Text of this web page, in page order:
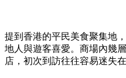
提到香港的平民美食聚集地
地人與遊客喜愛。商場內幾
店，初次到訪往往容易迷失